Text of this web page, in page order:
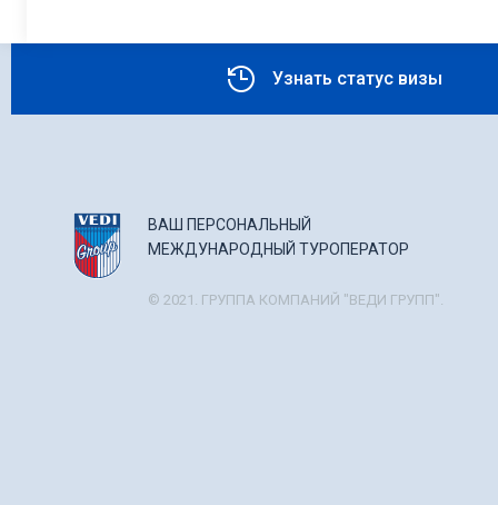
Узнать статус визы
ВАШ ПЕРСОНАЛЬНЫЙ
МЕЖДУНАРОДНЫЙ ТУРОПЕРАТОР
© 2021. ГРУППА КОМПАНИЙ "ВЕДИ ГРУПП".